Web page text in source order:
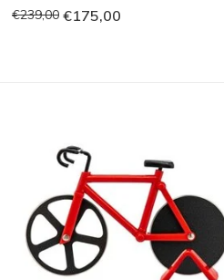
€239,00 €175,00